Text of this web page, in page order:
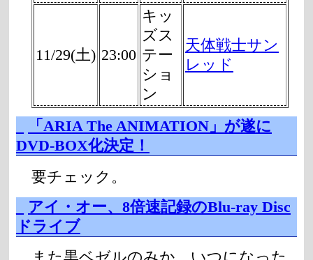
11/29(土) 23:00
キッ
ズス
テー
ショ
ン
天体戦士サン
レッド
「ARIA The ANIMATION」が遂に
DVD-BOX化決定！
要チェック。
アイ・オー、8倍速記録のBlu-ray Disc
ドライブ